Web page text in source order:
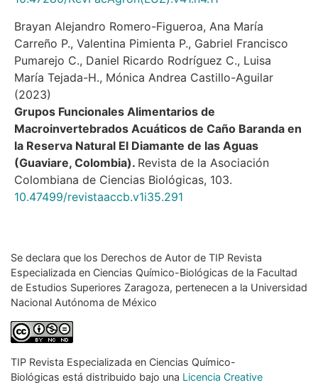
Brayan Alejandro Romero-Figueroa, Ana María
Carreño P., Valentina Pimienta P., Gabriel Francisco
Pumarejo C., Daniel Ricardo Rodríguez C., Luisa
María Tejada-H., Mónica Andrea Castillo-Aguilar
(2023)
Grupos Funcionales Alimentarios de
Macroinvertebrados Acuáticos de Caño Baranda en
la Reserva Natural El Diamante de las Aguas
(Guaviare, Colombia). Revista de la Asociación
Colombiana de Ciencias Biológicas, 103.
10.47499/revistaaccb.v1i35.291
Se declara que los Derechos de Autor de TIP Revista
Especializada en Ciencias Químico-Biológicas de la Facultad
de Estudios Superiores Zaragoza, pertenecen a la Universidad
Nacional Autónoma de México
TIP Revista Especializada en Ciencias Químico-
Biológicas está distribuido bajo una Licencia Creative